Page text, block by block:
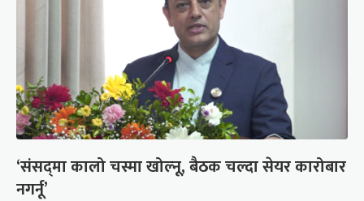
‘संसद्‍मा कालो चस्मा खोल्नू, बैठक चल्दा सेयर कारोबार
नगर्नू’